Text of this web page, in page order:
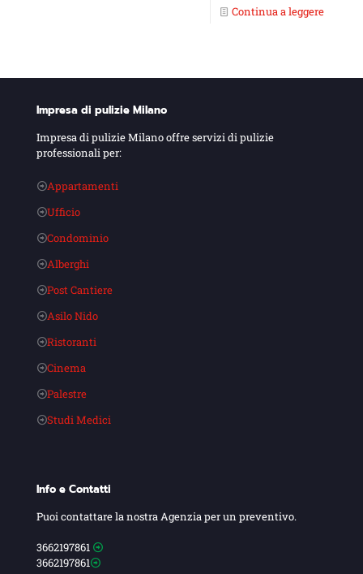
Continua a leggere
Impresa di pulizie Milano
Impresa di pulizie Milano offre servizi di pulizie
professionali per:
Appartamenti
Ufficio
Condominio
Alberghi
Post Cantiere
Asilo Nido
Ristoranti
Cinema
Palestre
Studi Medici
Info e Contatti
Puoi contattare la nostra Agenzia per un preventivo.
3662197861
3662197861